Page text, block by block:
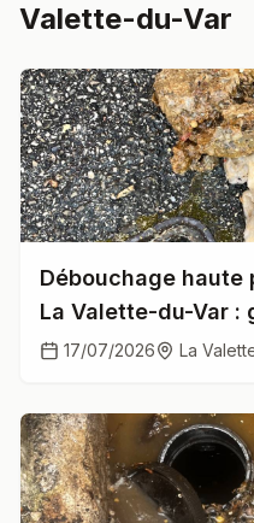
Valette-du-Var
Débouchage haute
La Valette-du-Var :
cristallisée...
17/07/2026 La